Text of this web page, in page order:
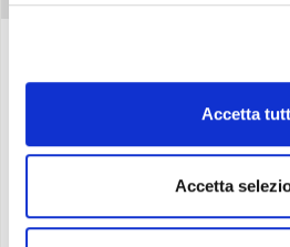
Accetta
Accetta
2 modelli disponibili
CaldoRad 7 Digital(potenza